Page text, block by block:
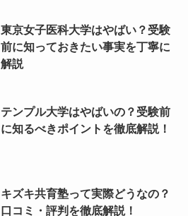
東京女子医科大学はやばい？受験
前に知っておきたい事実を丁寧に
解説
テンプル大学はやばいの？受験前
に知るべきポイントを徹底解説！
キズキ共育塾って実際どうなの？
口コミ・評判を徹底解説！